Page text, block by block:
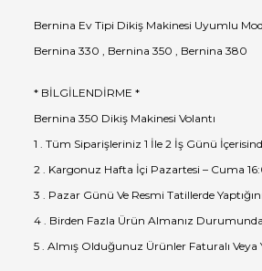
Bernina Ev Tipi Dikiş Makinesi Uyumlu
Bernina 330 , Bernina 350 , Bernina 380
* BİLGİLENDİRME *
Bernina 350 Dikiş Makinesi Volantı
1 . Tüm Siparişleriniz 1 İle 2 İş Günü
2 . Kargonuz Hafta İçi Pazartesi – Cuma
3 . Pazar Günü Ve Resmi Tatillerde
4 . Birden Fazla Ürün Almanız
5 . Almış Olduğunuz Ürünler Faturalı